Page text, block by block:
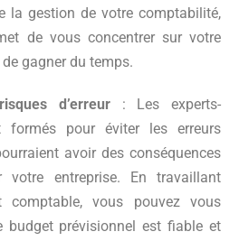
la gestion de votre comptabilité,
de vous concentrer sur votre
gagner du temps.
d’erreur : Les experts-
formés pour éviter les erreurs
avoir des conséquences
votre entreprise. En travaillant
comptable, vous pouvez vous
budget prévisionnel est fiable et